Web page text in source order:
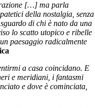
[…] ma parla
della nostalgia, senza
di chi è nato da una
lo scatto utopico e ribelle
paesaggio radicalmente
a casa coincidano. E
e meridiani, i fantasmi
e dove è cominciata,